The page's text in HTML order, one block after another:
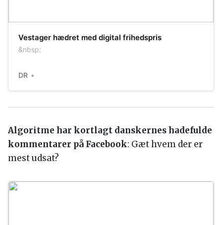
Vestager hædret med digital frihedspris
&nbsp;
DR
Algoritme har kortlagt danskernes hadefulde
kommentarer på Facebook: Gæt hvem der er
mest udsat?